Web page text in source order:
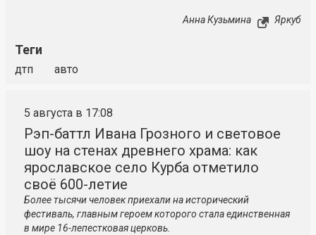
Анна Кузьмина Яркуб
Теги
дтп авто
5 августа в 17:08
Рэп-баттл Ивана Грозного и световое
шоу на стенах древнего храма: как
ярославское село Курба отметило
своё 600-летие
Более тысячи человек приехали на исторический
фестиваль, главным героем которого стала единственная
в мире 16-лепестковая церковь.